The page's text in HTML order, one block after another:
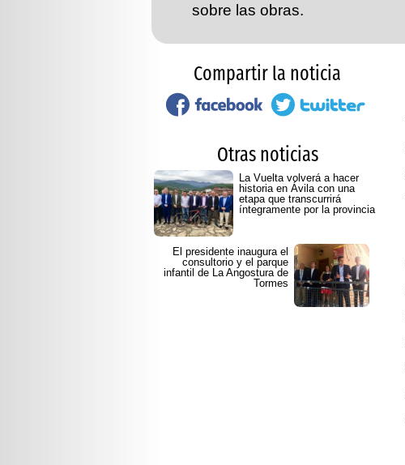
sobre las obras.
Compartir la noticia
Otras noticias
La Vuelta volverá a hacer
historia en Ávila con una
etapa que transcurrirá
íntegramente por la provincia
El presidente inaugura el
consultorio y el parque
infantil de La Angostura de
Tormes